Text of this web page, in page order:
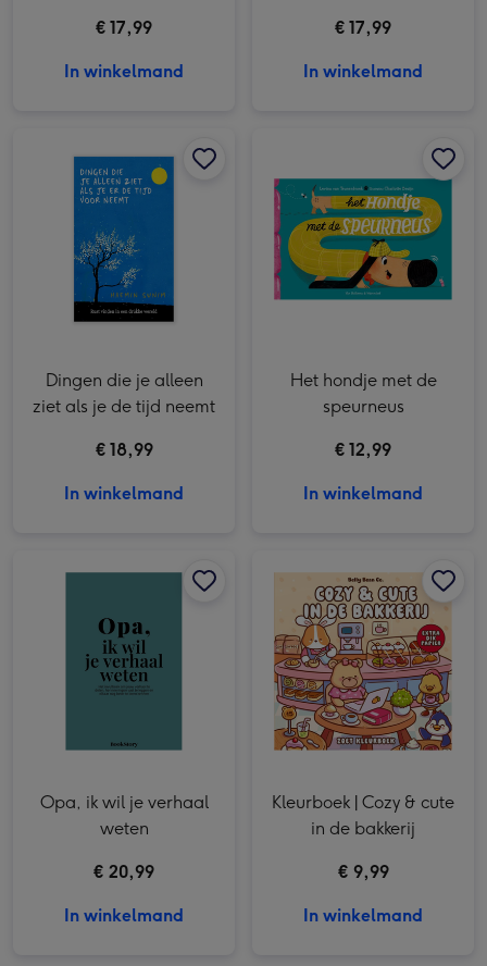
€ 17,99
In winkelmand
€ 17,99
In winkelmand
Dingen die je alleen
ziet als je de tijd neemt
€ 18,99
In winkelmand
Het hondje met de
speurneus
€ 12,99
In winkelmand
Opa, ik wil je verhaal
weten
€ 20,99
In winkelmand
Kleurboek | Cozy & cute
in de bakkerij
€ 9,99
In winkelmand